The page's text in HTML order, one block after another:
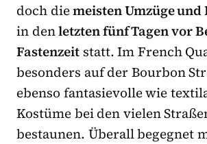
doch diemeisten Umzüge und
in denletzten fünf Tagen vor
Fastenzeit statt. Im French
besonders auf der Bourbon
ebenso fantasievolle wie
Kostüme bei den vielen
bestaunen. Überall begegnet